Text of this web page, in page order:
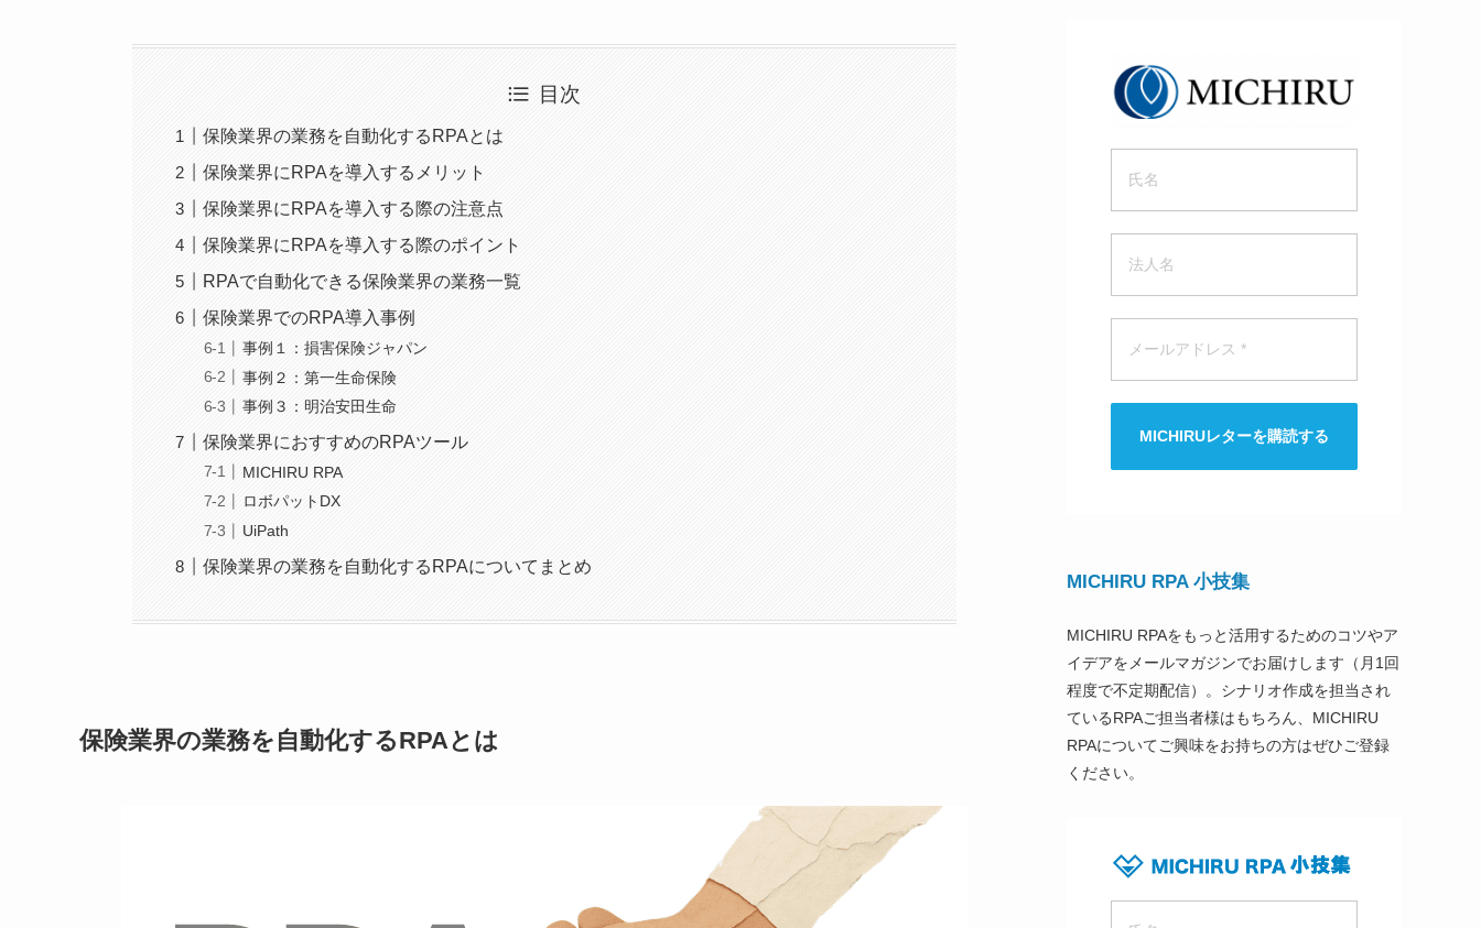
目次
保険業界の業務を自動化するRPAとは
保険業界にRPAを導入するメリット
保険業界にRPAを導入する際の注意点
保険業界にRPAを導入する際のポイント
RPAで自動化できる保険業界の業務一覧
保険業界でのRPA導入事例
事例１：損害保険ジャパン
事例２：第一生命保険
事例３：明治安田生命
保険業界におすすめのRPAツール
MICHIRU RPA
ロボパットDX
UiPath
保険業界の業務を自動化するRPAについてまとめ
保険業界の業務を自動化するRPAとは
MICHIRUレターを購読する
MICHIRU RPA 小技集
MICHIRU RPAをもっと活用するためのコツやア
イデアをメールマガジンでお届けします（月1回
程度で不定期配信）。シナリオ作成を担当され
ているRPAご担当者様はもちろん、MICHIRU
RPAについてご興味をお持ちの方はぜひご登録
ください。